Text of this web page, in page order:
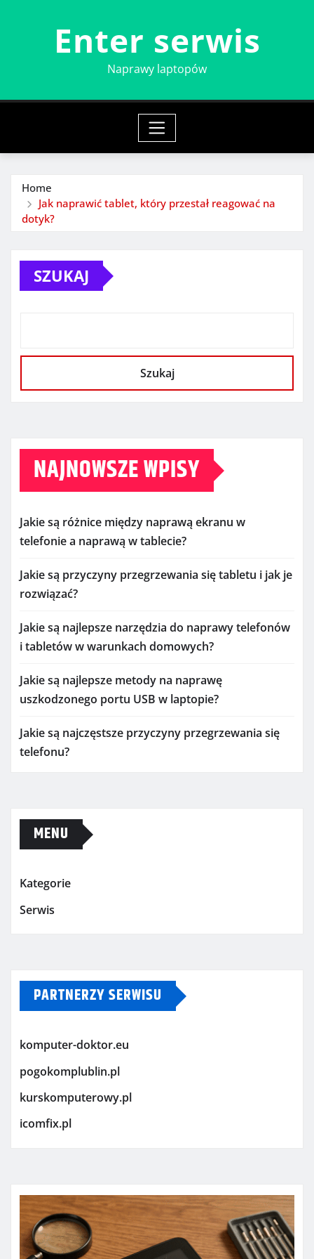
Enter serwis
Naprawy laptopów
Home
Jak naprawić tablet, który przestał reagować na
dotyk?
SZUKAJ
Szukaj
NAJNOWSZE WPISY
Jakie są różnice między naprawą ekranu w
telefonie a naprawą w tablecie?
Jakie są przyczyny przegrzewania się tabletu i jak je
rozwiązać?
Jakie są najlepsze narzędzia do naprawy telefonów
i tabletów w warunkach domowych?
Jakie są najlepsze metody na naprawę
uszkodzonego portu USB w laptopie?
Jakie są najczęstsze przyczyny przegrzewania się
telefonu?
MENU
Kategorie
Serwis
PARTNERZY SERWISU
komputer-doktor.eu
pogokomplublin.pl
kurskomputerowy.pl
icomfix.pl